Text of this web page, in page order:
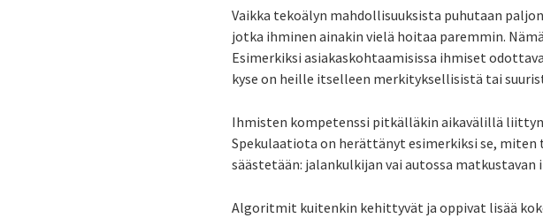
Vaikka tekoälyn mahdollisuuksista puhutaan
jotka ihminen ainakin vielä hoitaa paremmin.
Esimerkiksi asiakaskohtaamisissa ihmiset
kyse on heille itselleen merkityksellisistä tai
Ihmisten kompetenssi pitkälläkin aikavälillä
Spekulaatiota on herättänyt esimerkiksi se,
säästetään: jalankulkijan vai autossa matkustavan
Algoritmit kuitenkin kehittyvät ja oppivat lisää